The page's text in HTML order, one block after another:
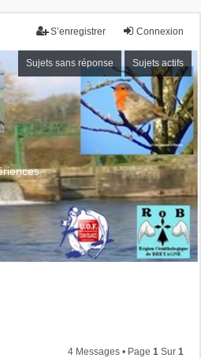
Connexion
S’enregistrer
Sujets sans réponse Sujets actifs
4 Messages • Page 1 Sur 1